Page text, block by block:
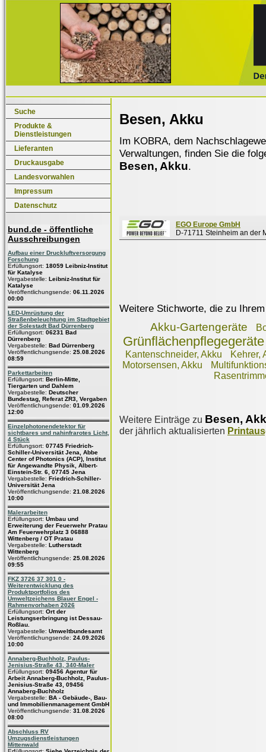
Suche
Produkte &
Dienstleistungen
Lieferanten
Druckausgabe
Landesvorwahlen
Impressum
Datenschutz
bund.de - öffentliche
Ausschreibungen
Aufbau einer Druckluftversorgung
Forschung
Erfüllungsort: 18059 Leibniz-Institut
für Katalyse
Vergabestelle: Leibniz-Institut für
Katalyse
Veröffentlichungsende: 06.11.2026
00:00
LED-Umrüstung der
Straßenbeleuchtung im Stadtgebiet
der Solestadt Bad Dürrenberg
Erfüllungsort: 06231 Bad
Dürrenberg
Vergabestelle: Bad Dürrenberg
Veröffentlichungsende: 25.08.2026
08:59
Parkettarbeiten
Erfüllungsort: Berlin-Mitte,
Tiergarten und Dahlem
Vergabestelle: Deutscher
Bundestag, Referat ZR3, Vergaben
Veröffentlichungsende: 01.09.2026
12:00
Einzelphotonendetektor für
sichtbares und nahinfrarotes Licht,
4 Stück
Erfüllungsort: 07745 Friedrich-
Schiller-Universität Jena, Abbe
Center of Photonics (ACP), Institut
für Angewandte Physik, Albert-
Einstein-Str. 6, 07745 Jena
Vergabestelle: Friedrich-Schiller-
Universität Jena
Veröffentlichungsende: 21.08.2026
10:00
Malerarbeiten
Erfüllungsort: Umbau und
Erweiterung der Feuerwehr Pratau
Am Feuerwehrplatz 3 06888
Wittenberg / OT Pratau
Vergabestelle: Lutherstadt
Wittenberg
Veröffentlichungsende: 25.08.2026
09:55
FKZ 3726 37 301 0 -
Weiterentwicklung des
Produktportfolios des
Umweltzeichens Blauer Engel -
Rahmenvorhaben 2026
Erfüllungsort: Ort der
Leistungserbringung ist Dessau-
Roßlau.
Vergabestelle: Umweltbundesamt
Veröffentlichungsende: 24.09.2026
10:00
Annaberg-Buchholz, Paulus-
Jenisius-Straße 43, 340-Maler
Erfüllungsort: 09456 Agentur für
Arbeit Annaberg-Buchholz, Paulus-
Jenisius-Straße 43, 09456
Annaberg-Buchholz
Vergabestelle: BA - Gebäude-, Bau-
und Immobilienmanagement GmbH
Veröffentlichungsende: 31.08.2026
08:00
Abschluss RV
Umzugsdienstleistungen
Mittenwald
Besen, Akku
Im KOBRA, dem
Verwaltungen, finden Sie die
Besen, Akku.
EGO Europe GmbH
D-71711 Steinheim an der
Weitere Stichworte, die zu
Akku-Gartengeräte
Grünflächenpflegegeräte
Kantenschneider, Akku
Kehrer,
Motorsensen, Akku
Weitere Einträge zu Besen,
der jährlich aktualisierten